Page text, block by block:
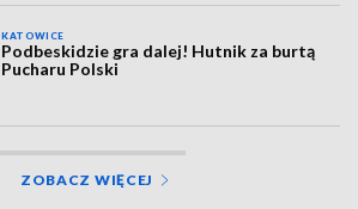
KATOWICE
Podbeskidzie gra dalej! Hutnik za burtą
Pucharu Polski
ZOBACZ WIĘCEJ